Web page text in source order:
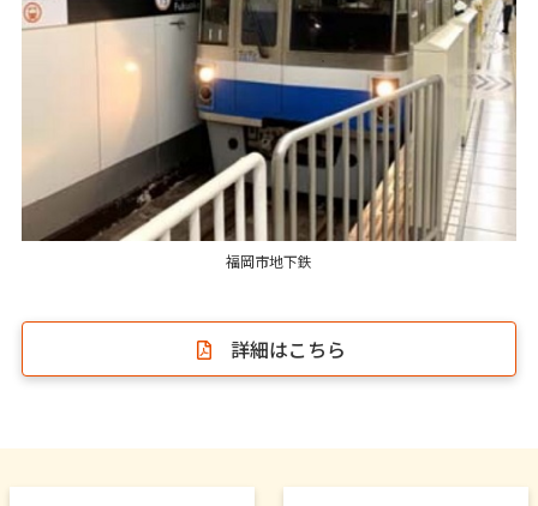
福岡市地下鉄
詳細はこちら